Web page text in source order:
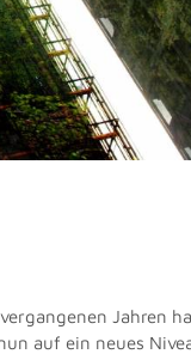
Jahren
auf ein neues